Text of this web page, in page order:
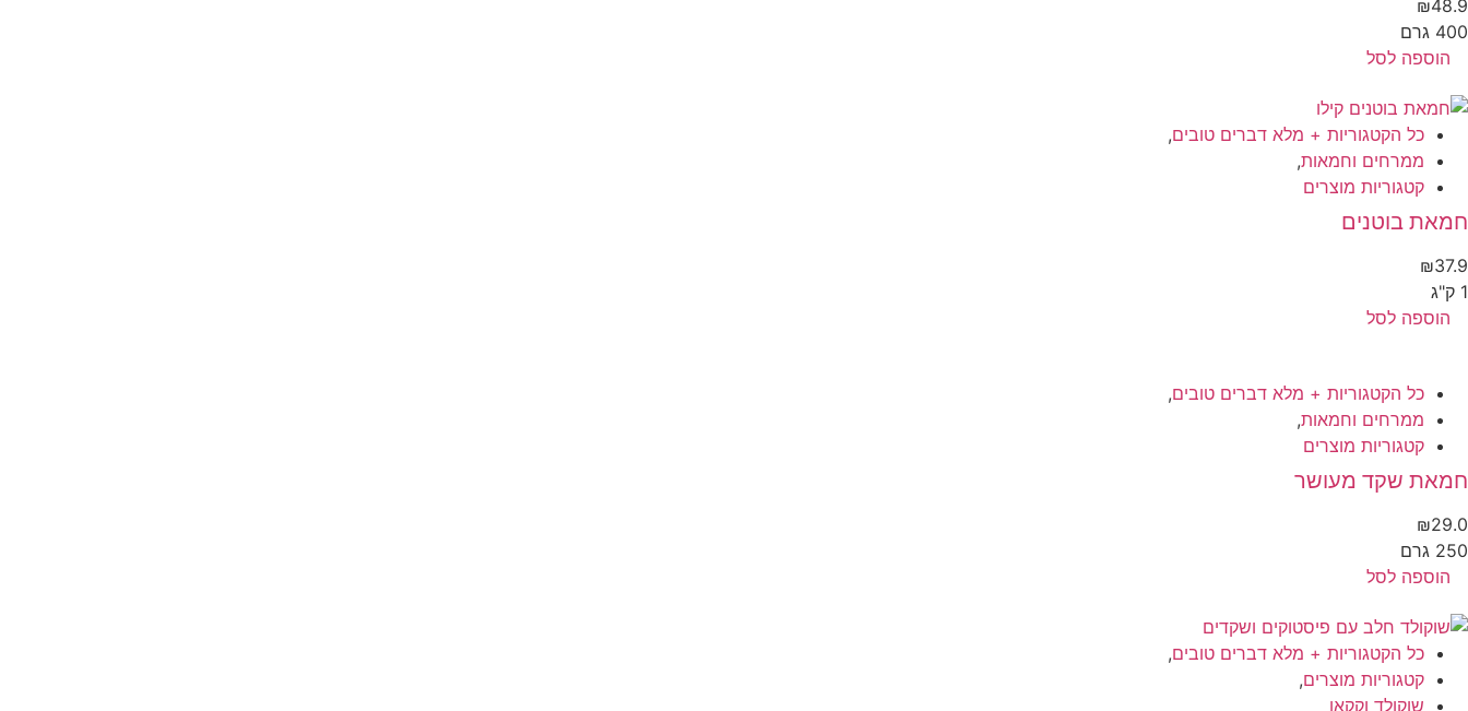
₪48.9
400 גרם
הוספה לסל
כל הקטגוריות + מלא דברים טובים,
ממרחים וחמאות,
קטגוריות מוצרים
חמאת בוטנים
₪37.9
1 ק"ג
הוספה לסל
כל הקטגוריות + מלא דברים טובים,
ממרחים וחמאות,
קטגוריות מוצרים
חמאת שקד מעושר
₪29.0
250 גרם
הוספה לסל
כל הקטגוריות + מלא דברים טובים,
קטגוריות מוצרים,
שוקולד וקקאו